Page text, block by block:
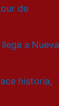
de
a Nueva
historia,